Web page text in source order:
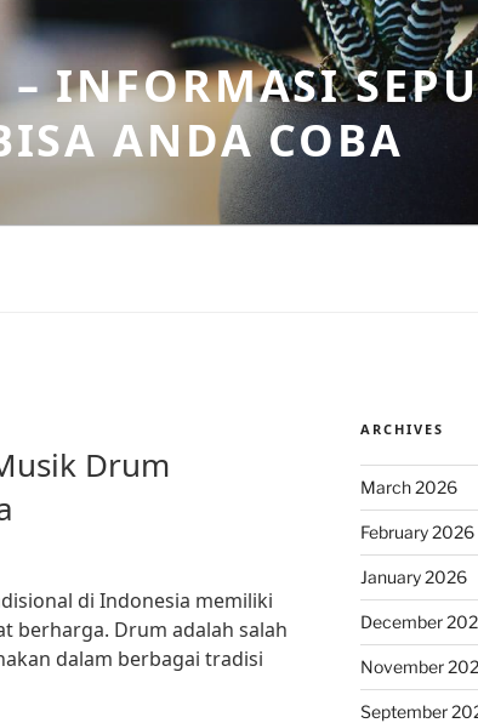
– INFORMASI
ANDA COBA
Drum
di Indonesia memiliki
berharga. Drum adalah salah
dalam berbagai tradisi
ARCHIVES
March 2026
February 2026
January 2026
December
November
September